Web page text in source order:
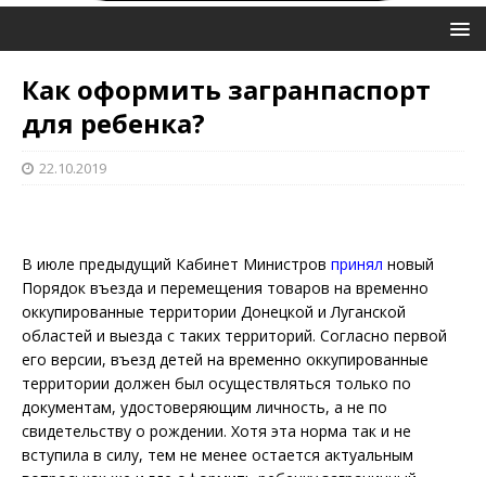
Как оформить загранпаспорт
для ребенка?
22.10.2019
В июле предыдущий Кабинет Министров принял новый
Порядок въезда и перемещения товаров на временно
оккупированные территории Донецкой и Луганской
областей и выезда с таких территорий. Согласно первой
его версии, въезд детей на временно оккупированные
территории должен был осуществляться только по
документам, удостоверяющим личность, а не по
свидетельству о рождении. Хотя эта норма так и не
вступила в силу, тем не менее остается актуальным